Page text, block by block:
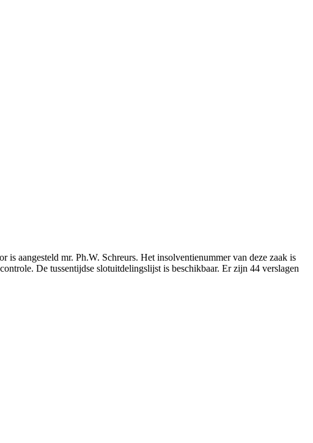
aangesteld mr. Ph.W. Schreurs. Het insolventienummer van deze zaak is
De tussentijdse slotuitdelingslijst is beschikbaar. Er zijn 44 verslagen